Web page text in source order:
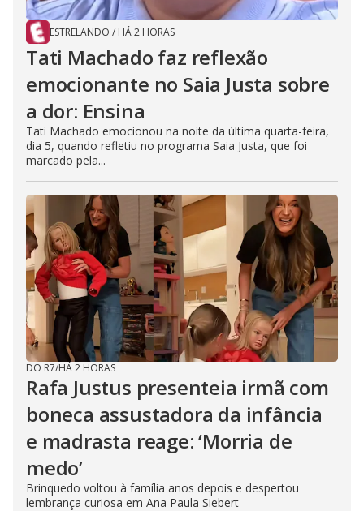
ESTRELANDO / HÁ 2 HORAS
Tati Machado faz reflexão
emocionante no Saia Justa sobre
a dor: Ensina
Tati Machado emocionou na noite da última quarta-feira,
dia 5, quando refletiu no programa Saia Justa, que foi
marcado pela...
DO R7/HÁ 2 HORAS
Rafa Justus presenteia irmã com
boneca assustadora da infância
e madrasta reage: ‘Morria de
medo’
Brinquedo voltou à família anos depois e despertou
lembrança curiosa em Ana Paula Siebert